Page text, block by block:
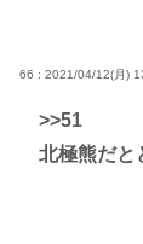
66 : 2021/04/12(月)
>>51
北極熊だと